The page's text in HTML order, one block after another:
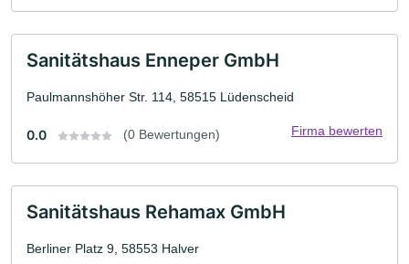
Sanitätshaus Enneper GmbH
Paulmannshöher Str. 114, 58515 Lüdenscheid
0.0 (0 Bewertungen) Firma bewerten
Sanitätshaus Rehamax GmbH
Berliner Platz 9, 58553 Halver